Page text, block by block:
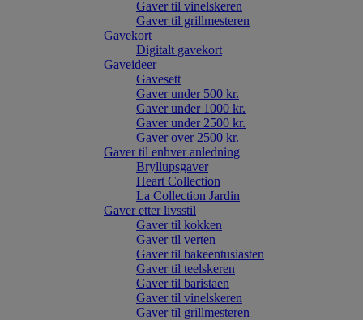
Gaver til vinelskeren
Gaver til grillmesteren
Gavekort
Digitalt gavekort
Gaveideer
Gavesett
Gaver under 500 kr.
Gaver under 1000 kr.
Gaver under 2500 kr.
Gaver over 2500 kr.
Gaver til enhver anledning
Bryllupsgaver
Heart Collection
La Collection Jardin
Gaver etter livsstil
Gaver til kokken
Gaver til verten
Gaver til bakeentusiasten
Gaver til teelskeren
Gaver til baristaen
Gaver til vinelskeren
Gaver til grillmesteren